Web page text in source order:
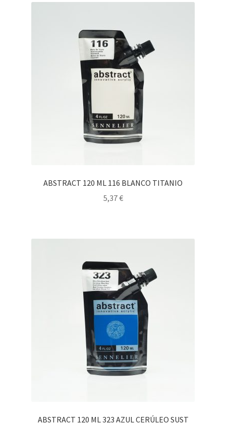
ABSTRACT 120 ML 116 BLANCO TITANIO
5,37€
ABSTRACT 120 ML 323 AZUL CERÚLEO SUST